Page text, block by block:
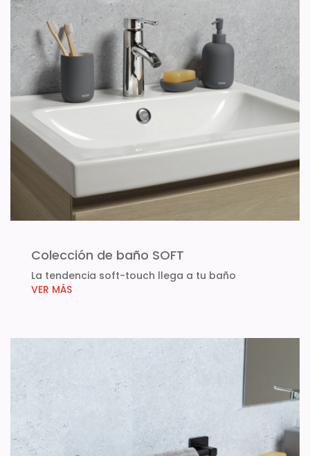
Colección de baño SOFT
La tendencia soft-touch llega a tu baño
VER MÁS